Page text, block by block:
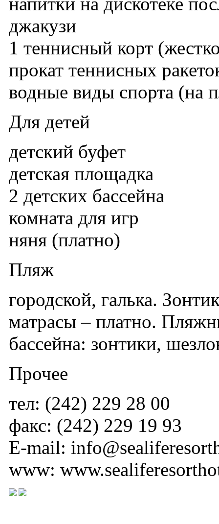
джакузи
1 теннисный корт
прокат теннисных
водные виды спорта (на
Для детей
детский буфет
детская площадка
2 детских бассейна
комната для игр
няня (платно)
Пляж
городской, галька.
матрасы – платно.
бассейна: зонтики,
Прочее
тел: (242) 229 28 00
факс: (242) 229 19 93
E-mail:
www: